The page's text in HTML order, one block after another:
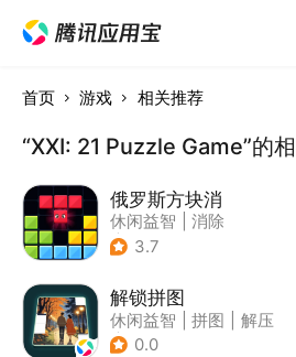
首页 游戏 相关推荐
“XXI: 21 Puzzle Game”的
俄罗斯方块消
休闲益智
消除
| 俄罗斯方块
3.7
解锁拼图
休闲益智 拼图
解压
| 清新
0.0